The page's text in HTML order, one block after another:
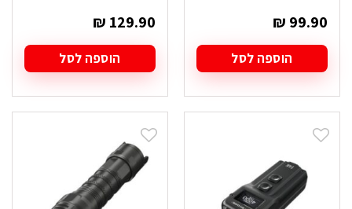
₪ 99.90
הוספה לסל
₪ 129.90
הוספה לסל